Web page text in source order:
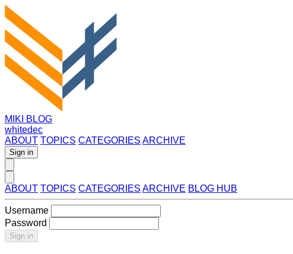
MIKI BLOG
whitedec
ABOUT TOPICS CATEGORIES ARCHIVE
Sign in
ABOUT TOPICS CATEGORIES ARCHIVE BLOG HUB
Username
Password
Sign in